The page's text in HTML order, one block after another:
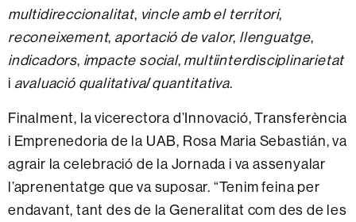
multidireccionalitat, vincle amb el territori,
reconeixement, aportació de valor, llenguatge,
indicadors, impacte social, multiinterdisciplinarietat
i avaluació qualitativa/quantitativa.
Finalment, la vicerectora d’Innovació, Transferència
i Emprenedoria de la UAB, Rosa Maria Sebastián, va
agrair la celebració de la Jornada i va assenyalar
l’aprenentatge que va suposar. “Tenim feina per
endavant, tant des de la Generalitat com des de les